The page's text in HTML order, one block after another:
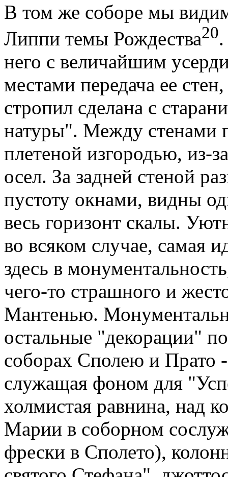
В том же соборе мы
Липпи темы Рождества20
него с величайшим
местами передача ее
стропил сделана с
натуры". Между стенами
плетеной изгородью, из-
осел. За задней стеной
пустоту окнами, видны
весь горизонт скалы.
во всяком случае, самая
здесь в
чего-то страшного и
Мантенью.
остальные "декорации"
соборах Сполею и Прато
служащая фоном для
холмистая равнина, над
Марии в соборном
фрески в Сполето),